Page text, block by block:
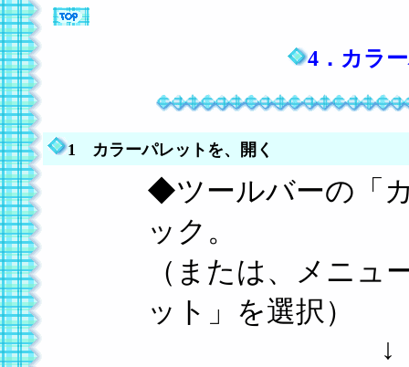
4．カラ
1 カラーパレットを、開く
◆ツールバーの「
ック。
（または、メニュ
ット」を選択）
↓